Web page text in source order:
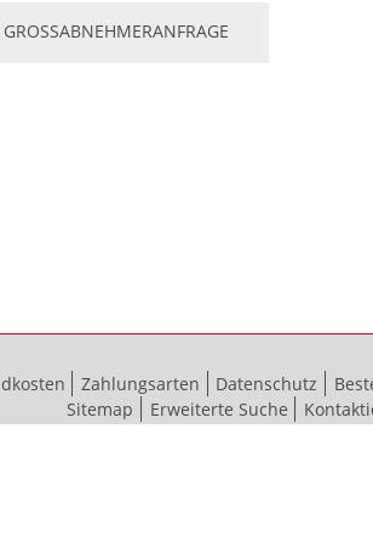
GROSSABNEHMERANFRAGE
Zahlungsarten Datenschutz
Sitemap
Erweiterte Suche